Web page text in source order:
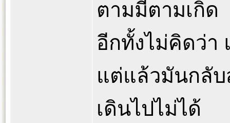
ตามมีตามเกิด
อีกทั้งไม่คิดว่า
แต่แล้วมันกลับ
เดินไปไม่ได้